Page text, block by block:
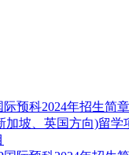
际预科2024年招生简章
加坡、英国方向)留学